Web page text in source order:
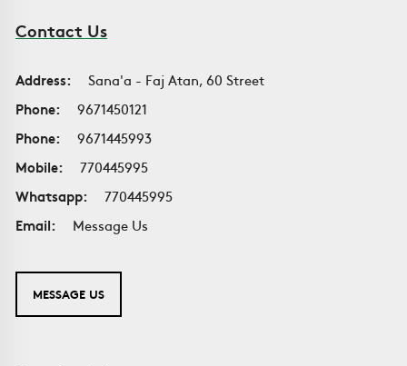
Contact Us
Address:
Sana'a - Faj Atan, 60 Street
Phone:
9671450121
Phone:
9671445993
Mobile:
770445995
Whatsapp:
770445995
Email:
Message Us
MESSAGE US